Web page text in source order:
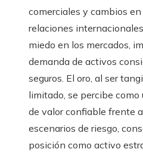
comerciales y cambios en
relaciones
miedo en los mercados,
demanda de activos
seguros. El oro, al ser
limitado, se percibe como
de valor confiable frente
escenarios de riesgo,
posición como activo